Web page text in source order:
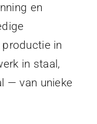
en
in
in staal,
— van unieke